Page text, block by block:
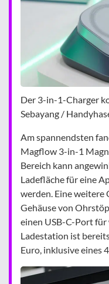
Der 3-in-1-Charger
Sebayang /
Am spannendsten
Magflow 3-in-1
Bereich kann
Ladefläche für eine
werden. Eine
Gehäuse von
einen USB-C-Port
Ladestation ist
Euro, inklusive eines